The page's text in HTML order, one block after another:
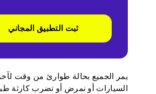
ثبت التطبيق المجاني
يمر الجميع بحالة طوارئ من وقت
السيارات أو نمرض أو تضرب كارثة